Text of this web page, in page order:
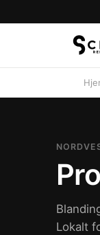
Lokalt